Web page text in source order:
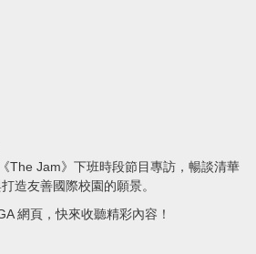
The Jam》下班時段節目專訪，暢談清華
造友善國際校園的願景。
網頁，快來收聽精彩內容！